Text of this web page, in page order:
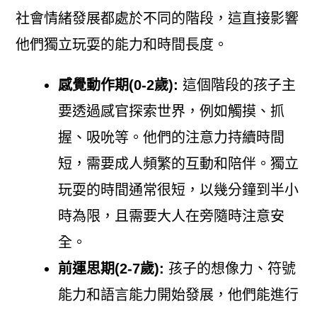
社會情緒發展都處於不同的階段，這直接影響
他們獨立玩耍的能力和時間長度。
感覺動作期(0-2歲): 這個階段的孩子主
要透過感官探索世界，例如觸摸、抓
握、吸吮等。他們的注意力持續時間
短，需要成人頻繁的互動和陪伴。獨立
玩耍的時間通常很短，以幾分鐘到半小
時為限，且需要大人在旁隨時注意安
全。
前運思期(2-7歲): 孩子的想像力、符號
能力和語言能力開始發展，他們能進行